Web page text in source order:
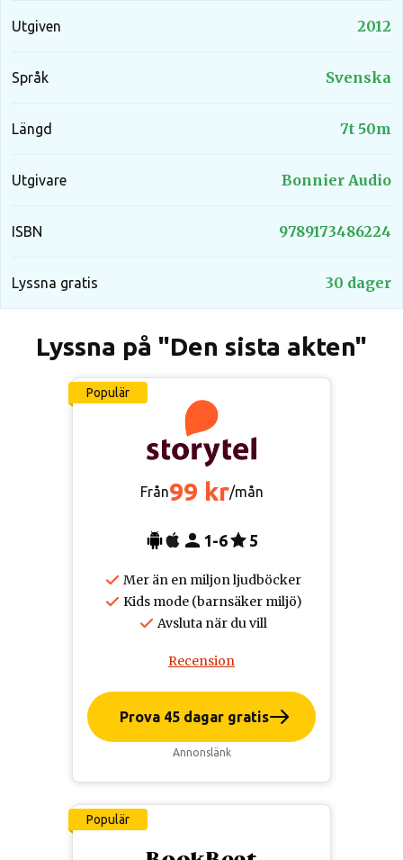
Utgiven 2012
Språk Svenska
Längd 7t 50m
Utgivare Bonnier Audio
ISBN 9789173486224
Lyssna gratis 30 dager
Lyssna på "Den sista akten"
Populär
Från99 kr/mån
1-6 5
Mer än en miljon ljudböcker
Kids mode (barnsäker miljö)
Avsluta när du vill
Recension
Prova 45 dagar gratis
Annonslänk
Populär